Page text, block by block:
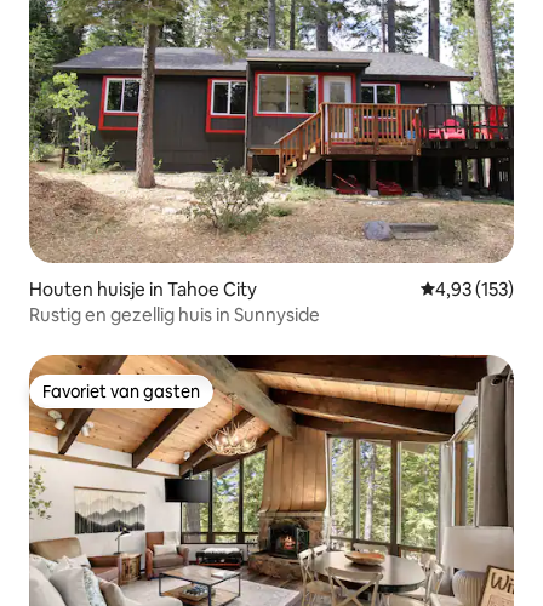
Houten huisje in Tahoe City Gemiddelde
4,93 (153)
Rustig en gezellig huis in Sunnyside
Favoriet van gasten
Favoriet van gasten